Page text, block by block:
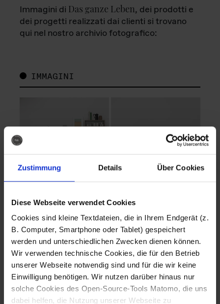
Zustimmung Details Über Cookies
Diese Webseite verwendet Cookies
Cookies sind kleine Textdateien, die in Ihrem Endgerät (z.
B. Computer, Smartphone oder Tablet) gespeichert
werden und unterschiedlichen Zwecken dienen können.
Wir verwenden technische Cookies, die für den Betrieb
unserer Webseite notwendig sind und für die wir keine
Einwilligung benötigen. Wir nutzen darüber hinaus nur
solche Cookies des Open-Source-Tools Matomo, die uns
dabei helfen, die Nutzung unserer Webseite zu
Immagini di Das ganze Leben, dei prodotti e
dei progetti realizzati dai clienti si trovano
qui nel nostro archivio fotografico:
IMMAGINI
Fotografo: Lorenz
Sternbach
Download
Fotografo: Lorenz
Sternbach
Download